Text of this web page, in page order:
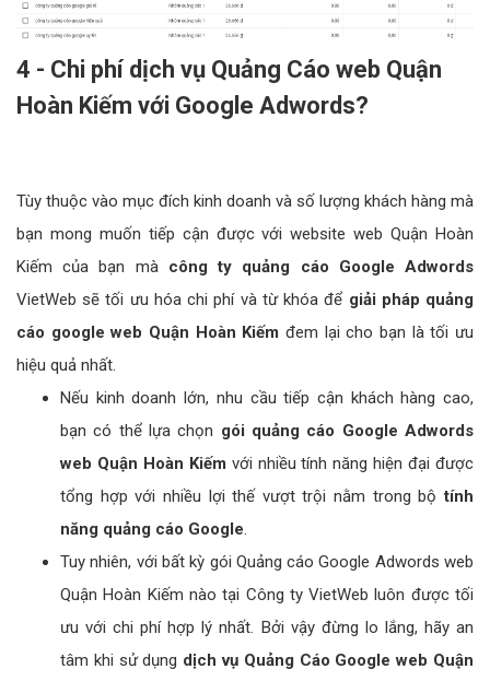
4 - Chi phí dịch vụ Quảng Cáo web Quận
Hoàn Kiếm với Google Adwords?
Tùy thuộc vào mục đích kinh doanh và số lượng khách hàng mà
bạn mong muốn tiếp cận được với website web Quận Hoàn
Kiếm của bạn mà công ty quảng cáo Google Adwords
VietWeb sẽ tối ưu hóa chi phí và từ khóa để giải pháp quảng
cáo google web Quận Hoàn Kiếm đem lại cho bạn là tối ưu
hiệu quả nhất.
Nếu kinh doanh lớn, nhu cầu tiếp cận khách hàng cao,
bạn có thể lựa chọn gói quảng cáo Google Adwords
web Quận Hoàn Kiếm với nhiều tính năng hiện đại được
tổng hợp với nhiều lợi thế vượt trội nằm trong bộtính
năng quảng cáo Google.
Tuy nhiên, với bất kỳ gói Quảng cáo Google Adwords web
Quận Hoàn Kiếm nào tại Công ty VietWeb luôn được tối
ưu với chi phí hợp lý nhất. Bởi vậy đừng lo lắng, hãy an
tâm khi sử dụng dịch vụ Quảng Cáo Google web Quận